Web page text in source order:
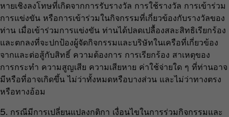
หายเชิงลงโทษที่เกิดจากการรับรางวัล การใช้รางวัล การเข้าร่วม
การแข่งขัน หรือการเข้าร่วมในกิจกรรมที่เกี่ยวข้องกับรางวัลของ
ท่าน เมื่อเข้าร่วมการแข่งขัน ท่านได้ปลดเปลื้องสละสิทธิเรียกร้อง
และตกลงที่จะปกป้องผู้จัดกิจกรรมและบริษัทในเครือที่เกี่ยวข้อง
จากและต่อสู้กับสิทธิ์ ความต้องการ การเรียกร้อง สาเหตุของ
การกระทำ ความสูญเสีย ความเสียหาย ค่าใช้จ่ายใด ๆ ที่ท่านอาจ
มีหรือที่อาจเกิดขึ้น ไม่ว่าทั้งหมดหรือบางส่วน และไม่ว่าทางตรง
หรือทางอ้อม
5. กรณีมีการเปลี่ยนแปลงกติกา เงื่อนไขในการร่วมกิจกรรมและ